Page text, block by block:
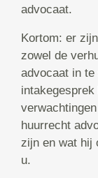
advocaat.
Kortom: er
zowel de
advocaat in
huurrecht
zijn en wat hij
u.